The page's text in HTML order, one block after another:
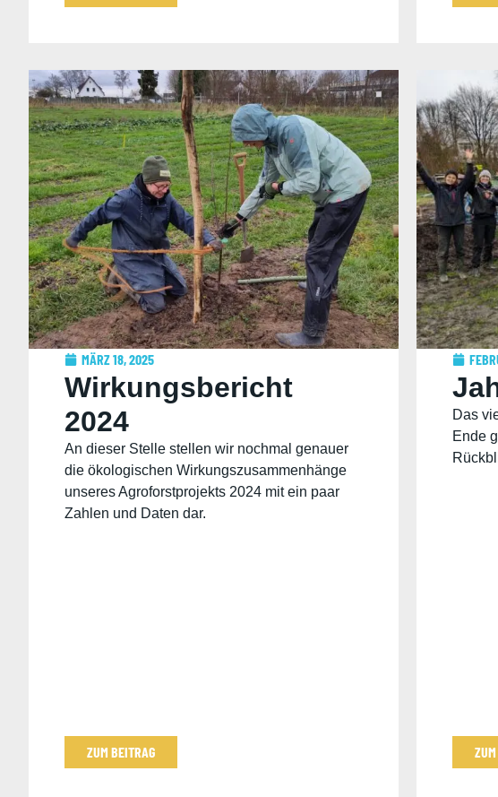
MÄRZ 18, 2025
Wirkungsbericht
2024
An dieser Stelle stellen wir nochmal genauer
die ökologischen Wirkungszusammenhänge
unseres Agroforstprojekts 2024 mit ein paar
Zahlen und Daten dar.
ZUM BEITRAG
Das
Ende